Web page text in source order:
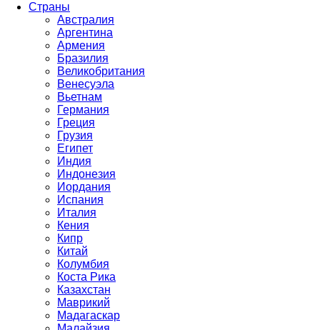
Страны
Австралия
Аргентина
Армения
Бразилия
Великобритания
Венесуэла
Вьетнам
Германия
Греция
Грузия
Египет
Индия
Индонезия
Иордания
Испания
Италия
Кения
Кипр
Китай
Колумбия
Коста Рика
Казахстан
Маврикий
Мадагаскар